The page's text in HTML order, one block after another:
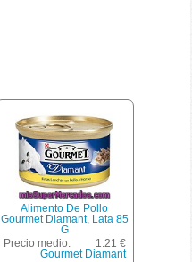
Alimento De Pollo
Gourmet Diamant, Lata 85
G
Precio medio:
1.21 €
Gourmet Diamant